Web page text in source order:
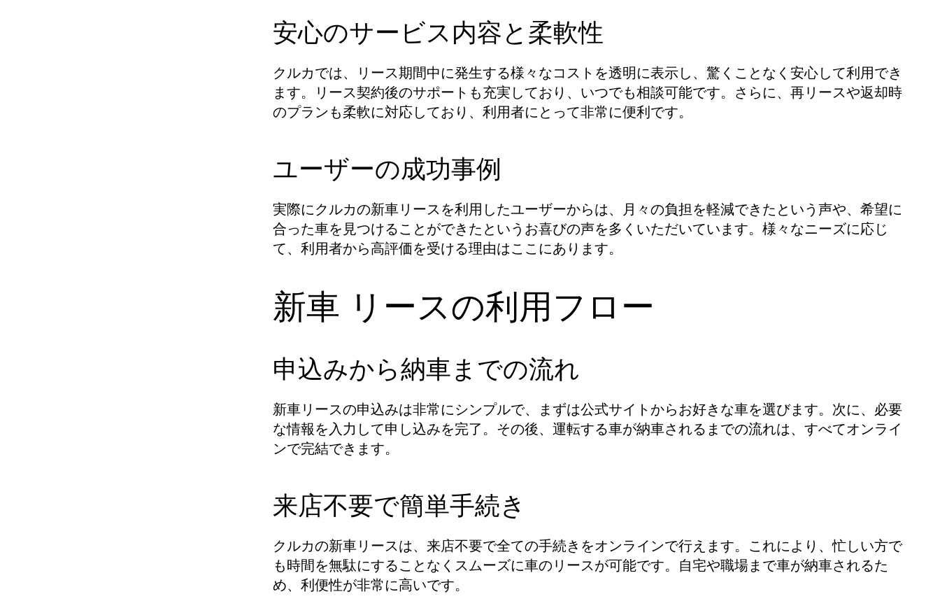
安心のサービス内容と柔軟性
クルカでは、リース期間中に発生する様々なコストを透明に表示し、驚くことなく安心して利用でき
ます。リース契約後のサポートも充実しており、いつでも相談可能です。さらに、再リースや返却時
のプランも柔軟に対応しており、利用者にとって非常に便利です。
ユーザーの成功事例
実際にクルカの新車リースを利用したユーザーからは、月々の負担を軽減できたという声や、希望に
合った車を見つけることができたというお喜びの声を多くいただいています。様々なニーズに応じ
て、利用者から高評価を受ける理由はここにあります。
新車 リースの利用フロー
申込みから納車までの流れ
新車リースの申込みは非常にシンプルで、まずは公式サイトからお好きな車を選びます。次に、必要
な情報を入力して申し込みを完了。その後、運転する車が納車されるまでの流れは、すべてオンライ
ンで完結できます。
来店不要で簡単手続き
クルカの新車リースは、来店不要で全ての手続きをオンラインで行えます。これにより、忙しい方で
も時間を無駄にすることなくスムーズに車のリースが可能です。自宅や職場まで車が納車されるた
め、利便性が非常に高いです。